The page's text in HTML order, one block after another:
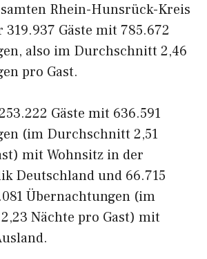
Rhein-Hunsrück-Kreis
319.937 Gäste mit 785.672
also im Durchschnitt 2,46
pro Gast.
Gäste mit 636.591
(im Durchschnitt 2,51
mit Wohnsitz in der
Deutschland und 66.715
Übernachtungen (im
Nächte pro Gast) mit